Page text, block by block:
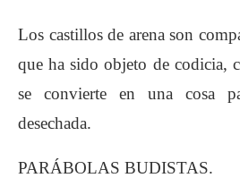
Los castillos de arena son
que ha sido objeto de codicia,
se convierte en una cosa
desechada.
PARÁBOLAS BUDISTAS.